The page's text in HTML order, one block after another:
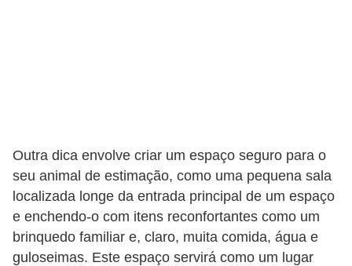
Outra dica envolve criar um espaço seguro para o
seu animal de estimação, como uma pequena sala
localizada longe da entrada principal de um espaço
e enchendo-o com itens reconfortantes como um
brinquedo familiar e, claro, muita comida, água e
guloseimas. Este espaço servirá como um lugar
a
ç
ã
o
R